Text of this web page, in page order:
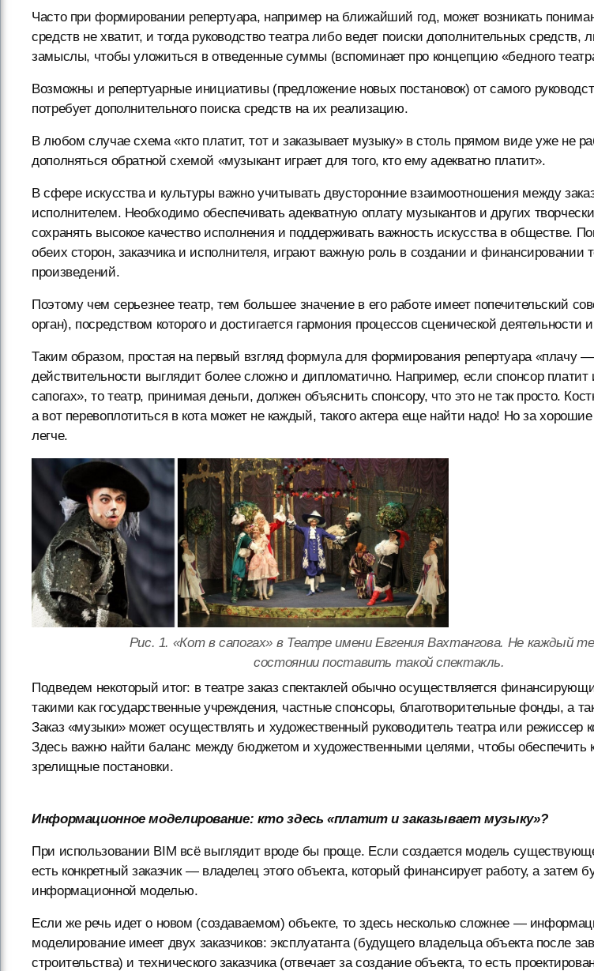
Часто при формировании репертуара, например на ближайший год, может возникать
средств не хватит, и тогда руководство театра либо ведет поиски дополнительных средств,
замыслы, чтобы уложиться в отведенные суммы (вспоминает про концепцию «бедного
Возможны и репертуарные инициативы (предложение новых постановок) от самого
потребует дополнительного поиска средств на их реализацию.
В любом случае схема «кто платит, тот и заказывает музыку» в столь прямом виде уже не
дополняться обратной схемой «музыкант играет для того, кто ему адекватно платит».
В сфере искусства и культуры важно учитывать двусторонние взаимоотношения между
исполнителем. Необходимо обеспечивать адекватную оплату музыкантов и других
сохранять высокое качество исполнения и поддерживать важность искусства в обществе.
обеих сторон, заказчика и исполнителя, играют важную роль в создании и финансировании
произведений.
Поэтому чем серьезнее театр, тем большее значение в его работе имеет попечительский
орган), посредством которого и достигается гармония процессов сценической
Таким образом, простая на первый взгляд формула для формирования репертуара «плачу
действительности выглядит более сложно и дипломатично. Например, если спонсор платит
сапогах», то театр, принимая деньги, должен объяснить спонсору, что это не так просто.
а вот перевоплотиться в кота может не каждый, такого актера еще найти надо! Но за
легче.
Рис. 1. «Кот в сапогах» в Театре имени Евгения Вахтангова. Не каждый
состоянии поставить такой спектакль.
Подведем некоторый итог: в театре заказ спектаклей обычно осуществляется
такими как государственные учреждения, частные спонсоры, благотворительные фонды, а
Заказ «музыки» может осуществлять и художественный руководитель театра или режиссер
Здесь важно найти баланс между бюджетом и художественными целями, чтобы обеспечить
зрелищные постановки.
Информационное моделирование: кто здесь «платит и заказывает музыку»?
При использовании BIM всё выглядит вроде бы проще. Если создается модель
есть конкретный заказчик — владелец этого объекта, который финансирует работу, а затем
информационной моделью.
Если же речь идет о новом (создаваемом) объекте, то здесь несколько сложнее —
моделирование имеет двух заказчиков: эксплуатанта (будущего владельца объекта после
строительства) и технического заказчика (отвечает за создание объекта, то есть